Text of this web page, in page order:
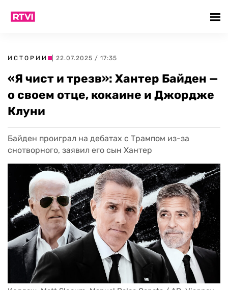
ИСТОРИИ | 22.07.2025 / 17:35
«Я чист и трезв»: Хантер Байден —
о своем отце, кокаине и Джордже
Клуни
Байден проиграл на дебатах с Трампом из-за
снотворного, заявил его сын Хантер